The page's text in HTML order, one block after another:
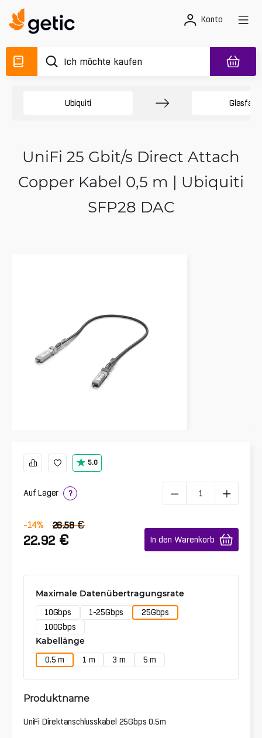
Konto
Ubiquiti
UniFi 25 Gbit/s Direct Attach
Copper Kabel 0,5 m | Ubiquiti
SFP28 DAC
5.0
Auf Lager ?
-14% 26.58 €
22.92 € In den Warenkorb
Maximale Datenübertragungsrate
10Gbps 1-25Gbps
25Gbps
100Gbps
Kabellänge
0.5 m 1 m 3 m 5 m
Produktname
UniFi Direktanschlusskabel 25Gbps 0.5m